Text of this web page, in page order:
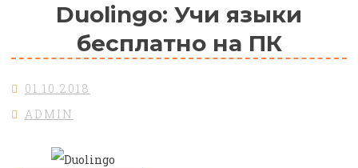
Duolingo: Учи языки
бесплатно на ПК
01.10.2018
ADMIN